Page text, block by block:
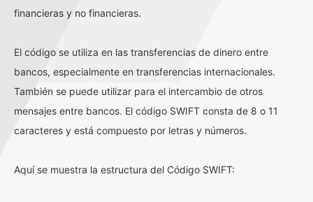
financieras y no financieras.
El código se utiliza en las transferencias de dinero entre
bancos, especialmente en transferencias internacionales.
También se puede utilizar para el intercambio de otros
mensajes entre bancos. El código SWIFT consta de 8 o 11
caracteres y está compuesto por letras y números.
Aquí se muestra la estructura del Código SWIFT: